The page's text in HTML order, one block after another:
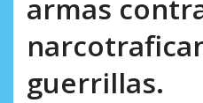
armas
guerrillas.